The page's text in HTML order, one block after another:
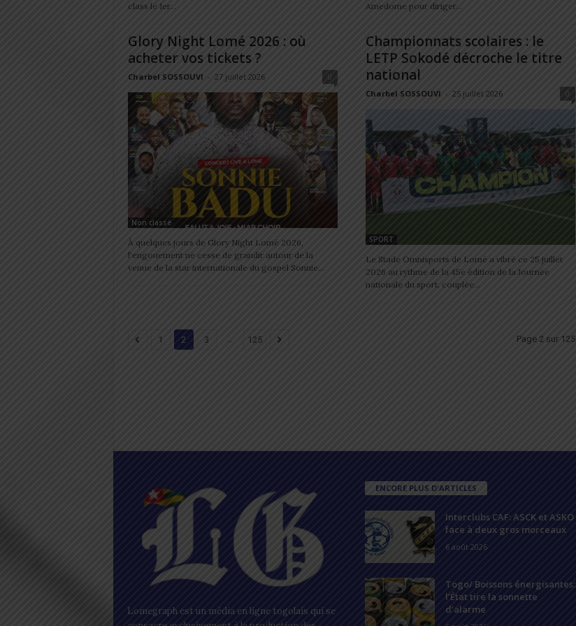
class le 1er...
Amedome pour diriger...
Glory Night Lomé 2026 : où
acheter vos tickets ?
Charbel SOSSOUVI - 27 juillet 2026 0
Non classé
À quelques jours de Glory Night Lomé 2026,
l'engouement ne cesse de grandir autour de la
venue de la star internationale du gospel Sonnie...
Championnats scolaires : le
LETP Sokodé décroche le titre
national
Charbel SOSSOUVI - 25 juillet 2026 0
SPORT
Le Stade Omnisports de Lomé a vibré ce 25 juillet
2026 au rythme de la 45e édition de la Journée
nationale du sport, couplée...
1 2 3 ... 125 Page 2 sur 125
Lomegraph est un média en ligne togolais qui se
ENCORE PLUS D'ARTICLES
Interclubs CAF: ASCK et ASKO
face à deux gros morceaux
6 août 2026
Togo/ Boissons énergisantes:
l’État tire la sonnette
d’alarme